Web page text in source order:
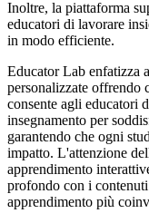
Inoltre, la piattaforma
educatori di lavorare
in modo efficiente.
Educator Lab enfatizza
personalizzate offrendo
consente agli educatori
insegnamento per
garantendo che ogni
impatto. L'attenzione
apprendimento
profondo con i
apprendimento più